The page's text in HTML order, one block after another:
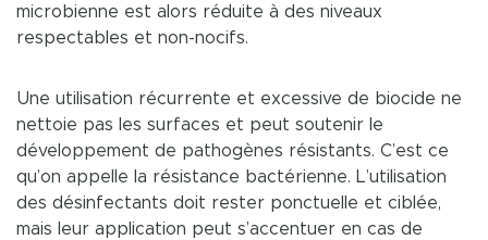
microbienne est alors réduite à des niveaux
respectables et non-nocifs.
Une utilisation récurrente et excessive de biocide ne
nettoie pas les surfaces et peut soutenir le
développement de pathogènes résistants. C’est ce
qu’on appelle la résistance bactérienne. L’utilisation
des désinfectants doit rester ponctuelle et ciblée,
mais leur application peut s’accentuer en cas de